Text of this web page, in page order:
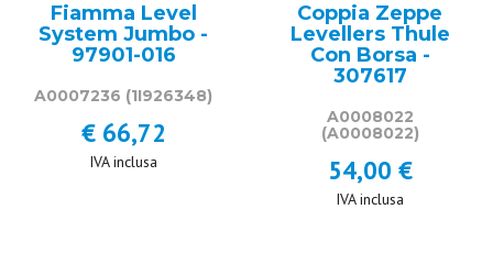
Fiamma Level
System Jumbo -
97901-016
A0007236 (1I926348)
€ 66,72
IVA inclusa
Coppia Zeppe
Levellers Thule
Con Borsa -
307617
A0008022
(A0008022)
54,00 €
IVA inclusa